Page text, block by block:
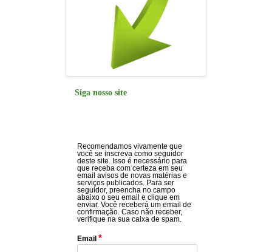
Siga nosso site
Recomendamos vivamente que
você se inscreva como seguidor
deste site. Isso é necessário para
que receba com certeza em seu
email avisos de novas matérias e
serviços publicados. Para ser
seguidor, preencha no campo
abaixo o seu email e clique em
enviar. Você receberá um email de
confirmação. Caso não receber,
verifique na sua caixa de spam.
Email *